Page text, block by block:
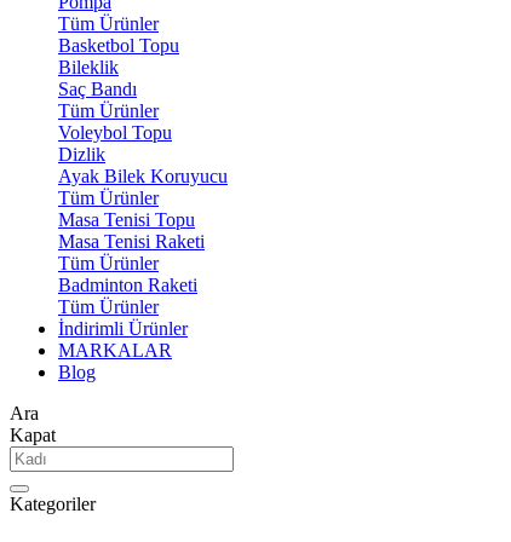
Tüm Ürünler
Basketbol Topu
Bileklik
Saç Bandı
Tüm Ürünler
Voleybol Topu
Dizlik
Ayak Bilek Koruyucu
Tüm Ürünler
Masa Tenisi Topu
Masa Tenisi Raketi
Tüm Ürünler
Badminton Raketi
Tüm Ürünler
İndirimli Ürünler
MARKALAR
Blog
Ara
Kapat
Kategoriler